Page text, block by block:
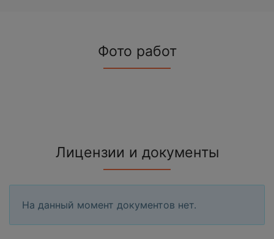
Фото работ
Лицензии и документы
На данный момент документов нет.